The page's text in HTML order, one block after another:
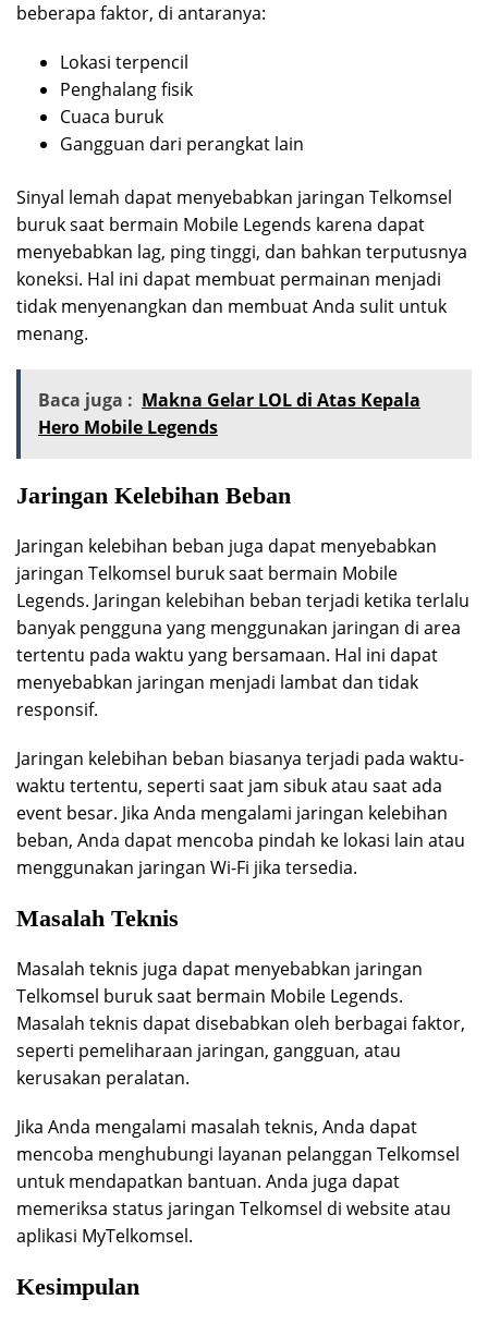
beberapa faktor, di antaranya:
Lokasi terpencil
Penghalang fisik
Cuaca buruk
Gangguan dari perangkat lain
Sinyal lemah dapat menyebabkan jaringan Telkomsel
buruk saat bermain Mobile Legends karena dapat
menyebabkan lag, ping tinggi, dan bahkan terputusnya
koneksi. Hal ini dapat membuat permainan menjadi
tidak menyenangkan dan membuat Anda sulit untuk
menang.
Baca juga : Makna Gelar LOL di Atas Kepala
Hero Mobile Legends
Jaringan Kelebihan Beban
Jaringan kelebihan beban juga dapat menyebabkan
jaringan Telkomsel buruk saat bermain Mobile
Legends. Jaringan kelebihan beban terjadi ketika terlalu
banyak pengguna yang menggunakan jaringan di area
tertentu pada waktu yang bersamaan. Hal ini dapat
menyebabkan jaringan menjadi lambat dan tidak
responsif.
Jaringan kelebihan beban biasanya terjadi pada waktu-
waktu tertentu, seperti saat jam sibuk atau saat ada
event besar. Jika Anda mengalami jaringan kelebihan
beban, Anda dapat mencoba pindah ke lokasi lain atau
menggunakan jaringan Wi-Fi jika tersedia.
Masalah Teknis
Masalah teknis juga dapat menyebabkan jaringan
Telkomsel buruk saat bermain Mobile Legends.
Masalah teknis dapat disebabkan oleh berbagai faktor,
seperti pemeliharaan jaringan, gangguan, atau
kerusakan peralatan.
Jika Anda mengalami masalah teknis, Anda dapat
mencoba menghubungi layanan pelanggan Telkomsel
untuk mendapatkan bantuan. Anda juga dapat
memeriksa status jaringan Telkomsel di website atau
aplikasi MyTelkomsel.
Kesimpulan